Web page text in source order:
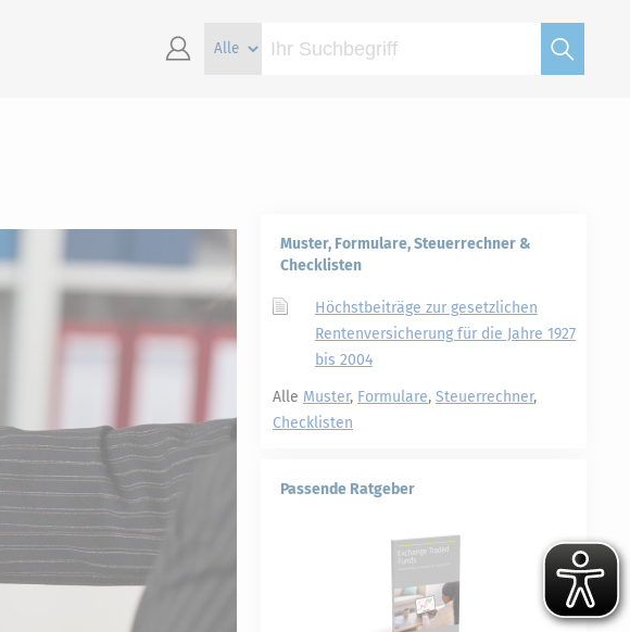
Muster, Formulare, Steuerrechner &
Checklisten
Höchstbeiträge zur gesetzlichen
Rentenversicherung für die Jahre 1927
bis 2004
Alle Muster, Formulare, Steuerrechner,
Checklisten
Passende Ratgeber